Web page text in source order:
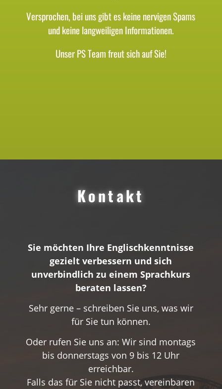
Versprochen, bei uns gibt es keine nervigen Spams
und keine langweiligen Informationen.
Unser PS Team freut sich auf Sie!
Kontakt
Sie möchten Ihre Englischkenntnisse
gezielt verbessern und sich
unverbindlich zu einem Sprachkurs
beraten lassen?
Sehr gerne – schreiben Sie uns, was wir
für Sie tun können.
Oder rufen Sie uns an: Wir sind montags
bis donnerstags von 9 bis 12 Uhr
erreichbar.
Falls das für Sie nicht passt, vereinbaren